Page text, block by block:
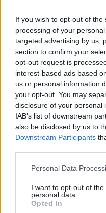
If you wish to opt-out of
processing of your
targeted advertising by us,
section to confirm your
opt-out request is
interest-based ads based
us or personal information
your opt-out. You may
disclosure of your personal
IAB’s list of downstream
also be disclosed by us to
Downstream Participants
Personal Data
I want to opt-out of
personal data.
Opted In
ez is kiderült, ugyanis
az ellentüntetőket is
Totális
jellegzetességekkel.
Így kúsznak be az
Charlie Kirk halálára
Amikor Charlie Kirköt
meghalt, arra
visszataszítóak,